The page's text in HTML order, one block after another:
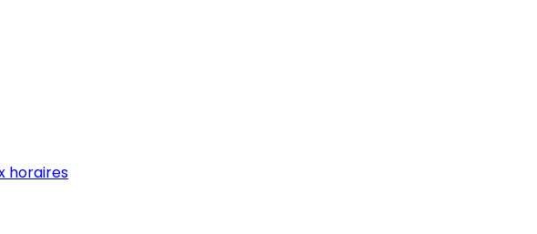
horaires